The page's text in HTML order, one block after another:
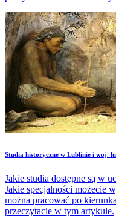
Studia historyczne w Lublinie i woj.
Jakie studia dostępne są w
Jakie specjalności możecie
można pracować po
przeczytacie w tym artykule.